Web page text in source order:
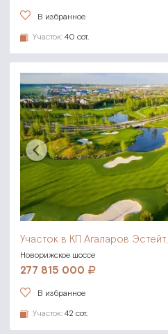
В избранное
Участок: 40 сот.
Участок в КП Агаларов Эстейт,
Новорижское шоссе
277 815 000
В избранное
Участок: 42 сот.